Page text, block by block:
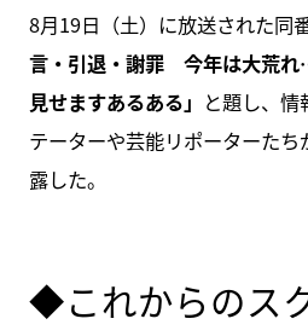
8月19日（土）に放送された同番
言・引退・謝罪 今年は大荒れ
見せますあるある」 と題し、
テーターや芸能リポーターた
露した。
◆これからのス